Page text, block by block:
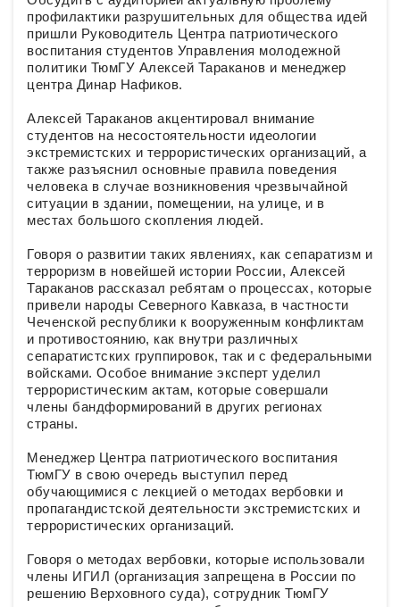
профилактики разрушительных для общества идей
пришли Руководитель Центра патриотического
воспитания студентов Управления молодежной
политики ТюмГУ Алексей Тараканов и менеджер
центра Динар Нафиков.
Алексей Тараканов акцентировал внимание
студентов на несостоятельности идеологии
экстремистских и террористических организаций, а
также разъяснил основные правила поведения
человека в случае возникновения чрезвычайной
ситуации в здании, помещении, на улице, и в
местах большого скопления людей.
Говоря о развитии таких явлениях, как сепаратизм и
терроризм в новейшей истории России, Алексей
Тараканов рассказал ребятам о процессах, которые
привели народы Северного Кавказа, в частности
Чеченской республики к вооруженным конфликтам
и противостоянию, как внутри различных
сепаратистских группировок, так и с федеральными
войсками. Особое внимание эксперт уделил
террористическим актам, которые совершали
члены бандформирований в других регионах
страны.
Менеджер Центра патриотического воспитания
ТюмГУ в свою очередь выступил перед
обучающимися с лекцией о методах вербовки и
пропагандистской деятельности экстремистских и
террористических организаций.
Говоря о методах вербовки, которые использовали
члены ИГИЛ (организация запрещена в России по
решению Верховного суда), сотрудник ТюмГУ